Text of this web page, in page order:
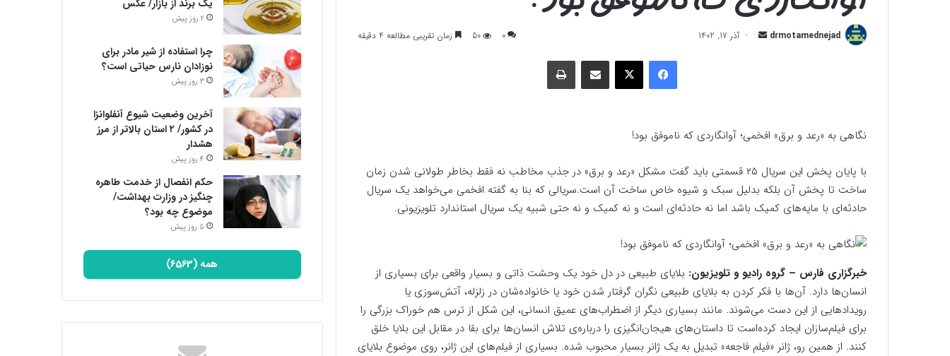
drmotamednejad
ارسال آذر 17, 1402 0
50 زمان تقریبی مطالعه 4 دقیقه
فیسبوک ایکس اشتراک گذاری با ایمیل چاپ
نگاهی به «رعد و برق» افخمی؛ آوانگاردی که ناموفق بود!
با پایان پخش این سریال ۲۵ قسمتی باید گفت مشکل «رعد و برق» در جذب مخاطب نه فقط بخاطر طولانی شدن زمان
ساخت تا پخش آن بلکه بدلیل سبک و شیوه خاص ساخت آن است.سریالی که بنا به گفته افخمی می‌خواهد یک سریال
حادثه‌ای با مایه‌های کمیک باشد اما نه حادثه‌ای است و نه کمیک و نه حتی شبیه یک سریال استاندارد تلویزیونی.
خبرگزاری فارس – گروه رادیو و تلویزیون: بلایای طبیعی در دل خود یک وحشت ذاتی و بسیار واقعی برای بسیاری از
انسان‌ها دارد. آن‌ها با فکر کردن به بلایای طبیعی نگران گرفتار شدن خود یا خانواده‌شان در زلزله، آتش‌سوزی یا
رویدادهایی از این دست می‌شوند. مانند بسیاری دیگر از اضطراب‌های عمیق انسانی، این شکل از ترس هم خوراک بزرگی را
برای فیلم‌سازان ایجاد کرده‌است تا داستان‌های هیجان‌انگیزی را درباره‌ی تلاش انسان‌ها برای بقا در مقابل این بلایا خلق
کنند. از همین رو، ژانر «فیلم فاجعه» تبدیل به یک ژانر بسیار محبوب شده. بسیاری از فیلم‌های این ژانر، روی موضوع بلایای
یک برند از بازار/ عکس
2 روز پیش
چرا استفاده از شیر مادر برای
نوزادان نارس حیاتی است؟
3 روز پیش
آخرین وضعیت شیوع آنفلوانزا
در کشور/ ۲ استان بالاتر از مرز
هشدار
4 روز پیش
حکم انفصال از خدمت طاهره
چنگیز در وزارت بهداشت/
موضوع چه بود؟
5 روز پیش
همه (6563)